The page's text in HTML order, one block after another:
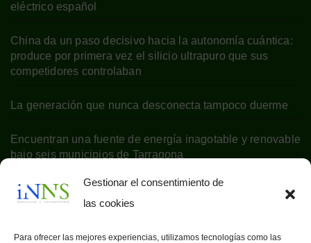
Gestionar el consentimiento de
las cookies
Para ofrecer las mejores experiencias, utilizamos tecnologías como las
eléctrico español
China da un paso decisivo hacia la autonomía cuántica:
produce por primera vez el silicio ultrapuro que sus
competidores controlaban
La generación que nunca desconecta tampoco duerme
Encuentran una fuente de energía inagotable y renovable
bajo seis municipios de Tarragona